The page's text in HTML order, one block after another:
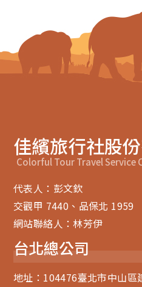
佳繽旅行社股
Colorful Tour Travel Service
代表人：彭文欽
交觀甲 7440、品保北 1959
網站聯絡人：林芳伊
台北總公司
地址：104476臺北市中山